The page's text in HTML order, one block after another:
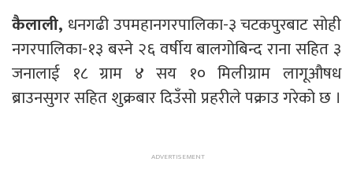
कैलाली, धनगढी उपमहानगरपालिका-३ चटकपुरबाट सोही
नगरपालिका-१३ बस्ने २६ वर्षीय बालगोबिन्द राना सहित ३
जनालाई १८ ग्राम ४ सय १० मिलीग्राम लागूऔषध
ब्राउनसुगर सहित शुक्रबार दिउँसो प्रहरीले पक्राउ गरेको छ ।